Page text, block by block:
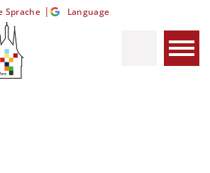
Sprache | Language